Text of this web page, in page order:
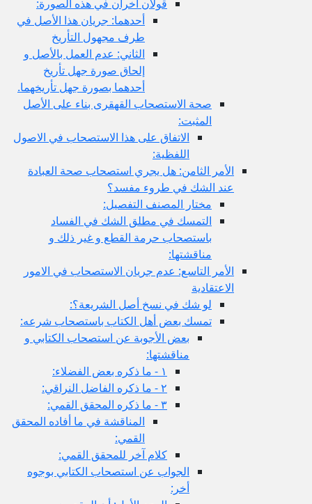
قولان آخران في هذه الصورة:
أحدهما: جريان هذا الأصل في
طرف مجهول التأريخ
الثاني: عدم العمل بالأصل و
إلحاق صورة جهل تأريخ
أحدهما بصورة جهل تأريخهما.
صحة الاستصحاب القهقرى بناء على الأصل
المثبت:
الاتفاق على هذا الاستصحاب في الاصول
اللفظية:
الأمر الثامن: هل يجري استصحاب صحة العبادة
عند الشك في طروء مفسد؟
مختار المصنف التفصيل:
التمسك في مطلق الشك في الفساد
باستصحاب حرمة القطع و غير ذلك و
مناقشتها:
الأمر التاسع: عدم جريان الاستصحاب في الامور
الاعتقادية
لو شك في نسخ أصل الشريعة؟:
تمسك بعض أهل الكتاب باستصحاب شرعه:
بعض الأجوبة عن استصحاب الكتابي و
مناقشتها:
١ - ما ذكره بعض الفضلاء:
٢ - ما ذكره الفاضل النراقي:
٣ - ما ذكره المحقق القمي:
المناقشة في ما أفاده المحقق
القمي:
كلام آخر للمحقق القمي:
الجواب عن استصحاب الكتابي بوجوه
أخر: